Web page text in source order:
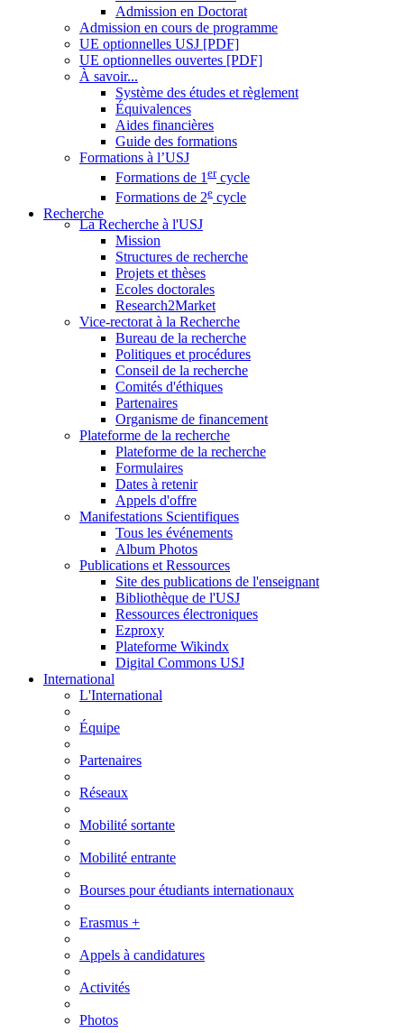
Admission en Doctorat
Admission en cours de programme
UE optionnelles USJ [PDF]
UE optionnelles ouvertes [PDF]
À savoir...
Système des études et règlement
Équivalences
Aides financières
Guide des formations
Formations à l’USJ
Formations de 1 ercycle
Formations de 2e cycle
Recherche
La Recherche à l'USJ
Mission
Structures de recherche
Projets et thèses
Ecoles doctorales
Research2Market
Vice-rectorat à la Recherche
Bureau de la recherche
Politiques et procédures
Conseil de la recherche
Comités d'éthiques
Partenaires
Organisme de financement
Plateforme de la recherche
Plateforme de la recherche
Formulaires
Dates à retenir
Appels d'offre
Manifestations Scientifiques
Tous les événements
Album Photos
Publications et Ressources
Site des publications de l'enseignant
Bibliothèque de l'USJ
Ressources électroniques
Ezproxy
Plateforme Wikindx
Digital Commons USJ
International
L'International
Équipe
Partenaires
Réseaux
Mobilité sortante
Mobilité entrante
Bourses pour étudiants internationaux
Erasmus +
Appels à candidatures
Activités
Photos